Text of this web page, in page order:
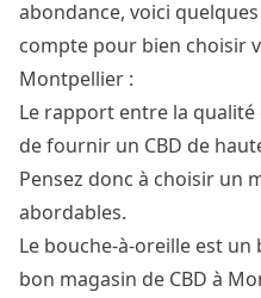
abondance, voici
compte pour bien choisir
Montpellier :
Le rapport entre la
de fournir un CBD de
Pensez donc à choisir un
abordables.
Le bouche-à-oreille est
bon magasin de CBD à